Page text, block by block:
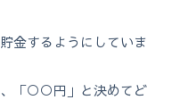
金するようにしていま
、「○○円」と決めてど